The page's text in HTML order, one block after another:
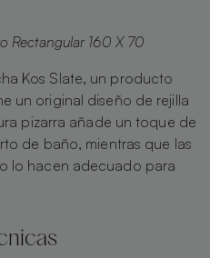
Rectangular 160 X 70
Kos Slate, un producto
un original diseño de rejilla
pizarra añade un toque de
de baño, mientras que las
lo hacen adecuado para